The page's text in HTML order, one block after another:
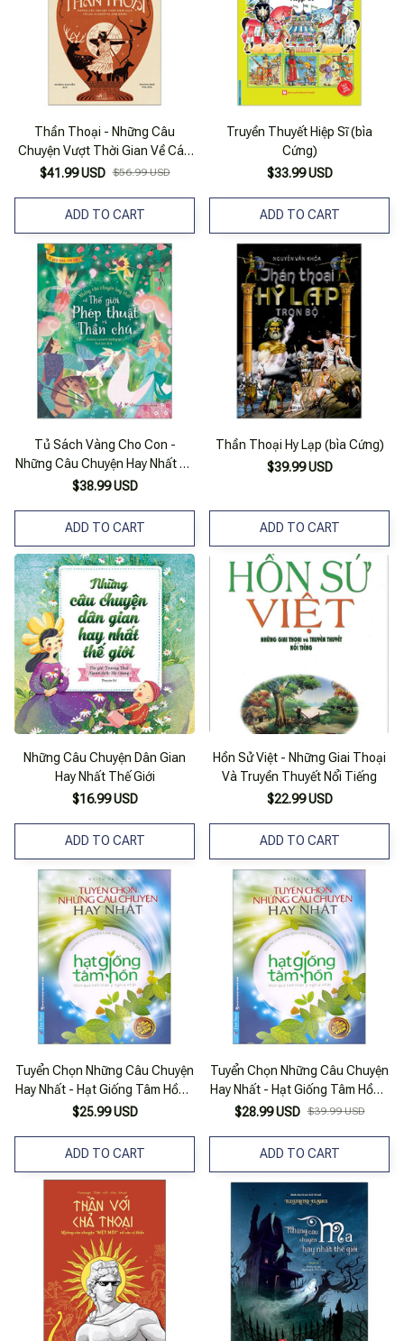
Thần Thoại - Những Câu
Chuyện Vượt Thời Gian Về Các
Vị Thần Và Anh Hùng
$41.99 USD $56.99 USD
ADD TO CART
Truyền Thuyết Hiệp Sĩ (bìa
Cứng)
$33.99 USD
ADD TO CART
Tủ Sách Vàng Cho Con -
Những Câu Chuyện Hay Nhất Về
Thế Giới Phép Thuật Và Thần
$38.99 USD
ADD TO CART
Thần Thoại Hy Lạp (bìa Cứng)
$39.99 USD
ADD TO CART
Những Câu Chuyện Dân Gian
Hay Nhất Thế Giới
$16.99 USD
ADD TO CART
Hồn Sử Việt - Những Giai Thoại
Và Truyền Thuyết Nổi Tiếng
$22.99 USD
ADD TO CART
Tuyển Chọn Những Câu Chuyện
Hay Nhất - Hạt Giống Tâm Hồn -
Món Quà Tinh Thần Ý Nghĩa
$25.99 USD
ADD TO CART
Tuyển Chọn Những Câu Chuyện
Hay Nhất - Hạt Giống Tâm Hồn -
Món Quà Tinh Thần Ý Nghĩa
$28.99 USD $39.99 USD
ADD TO CART